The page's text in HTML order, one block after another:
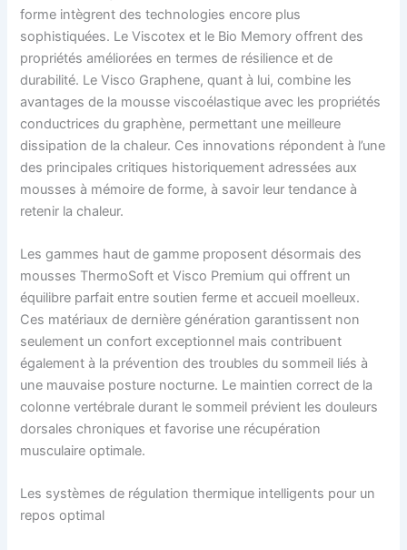
forme intègrent des technologies encore plus
sophistiquées. Le Viscotex et le Bio Memory offrent des
propriétés améliorées en termes de résilience et de
durabilité. Le Visco Graphene, quant à lui, combine les
avantages de la mousse viscoélastique avec les propriétés
conductrices du graphène, permettant une meilleure
dissipation de la chaleur. Ces innovations répondent à l’une
des principales critiques historiquement adressées aux
mousses à mémoire de forme, à savoir leur tendance à
retenir la chaleur.
Les gammes haut de gamme proposent désormais des
mousses ThermoSoft et Visco Premium qui offrent un
équilibre parfait entre soutien ferme et accueil moelleux.
Ces matériaux de dernière génération garantissent non
seulement un confort exceptionnel mais contribuent
également à la prévention des troubles du sommeil liés à
une mauvaise posture nocturne. Le maintien correct de la
colonne vertébrale durant le sommeil prévient les douleurs
dorsales chroniques et favorise une récupération
musculaire optimale.
Les systèmes de régulation thermique intelligents pour un
repos optimal